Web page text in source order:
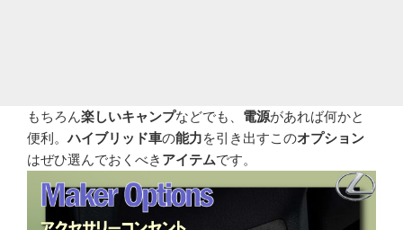
もちろん楽しいキャンプなどでも、 電源があれば何かと
便利。ハイブリッド車の能力を引き出すこのオプション
はぜひ選んでおくべき アイテムです。